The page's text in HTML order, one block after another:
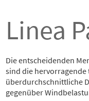
Linea
Die entscheidenden
sind die
überdurchschnittliche
gegenüber